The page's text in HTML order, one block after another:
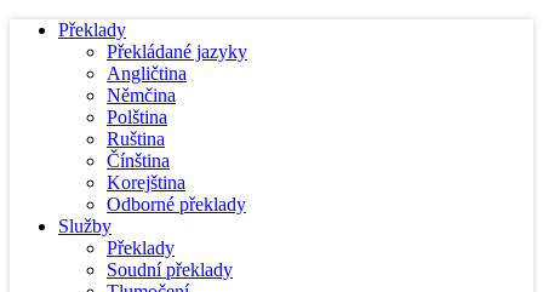
Překlady
Překládané jazyky
Angličtina
Němčina
Polština
Ruština
Čínština
Korejština
Odborné překlady
Služby
Překlady
Soudní překlady